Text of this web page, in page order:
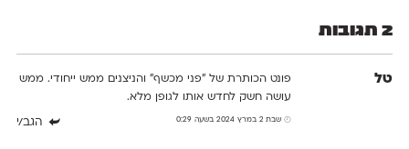
2 תגובות
טל
פונט הכותרת של "פני מכשף" והניצנים ממש ייחודי. ממש
עושה חשק לחדש אותו לגופן מלא.
שבת 2 במרץ 2024 בשעה 0:29 הגב/י